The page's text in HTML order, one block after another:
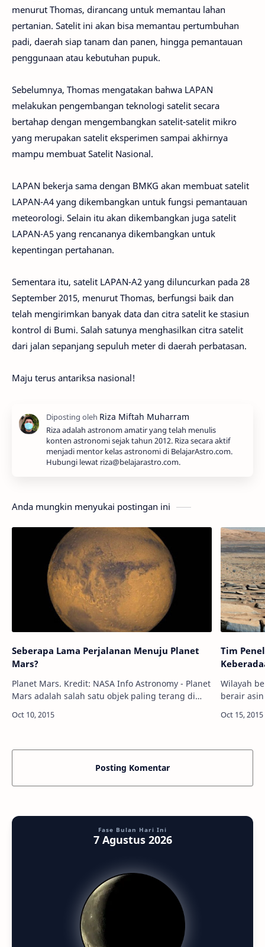
menurut Thomas, dirancang untuk memantau lahan
pertanian. Satelit ini akan bisa memantau pertumbuhan
padi, daerah siap tanam dan panen, hingga pemantauan
penggunaan atau kebutuhan pupuk.
Sebelumnya, Thomas mengatakan bahwa LAPAN
melakukan pengembangan teknologi satelit secara
bertahap dengan mengembangkan satelit-satelit mikro
yang merupakan satelit eksperimen sampai akhirnya
mampu membuat Satelit Nasional.
LAPAN bekerja sama dengan BMKG akan membuat satelit
LAPAN-A4 yang dikembangkan untuk fungsi pemantauan
meteorologi. Selain itu akan dikembangkan juga satelit
LAPAN-A5 yang rencananya dikembangkan untuk
kepentingan pertahanan.
Sementara itu, satelit LAPAN-A2 yang diluncurkan pada 28
September 2015, menurut Thomas, berfungsi baik dan
telah mengirimkan banyak data dan citra satelit ke stasiun
kontrol di Bumi. Salah satunya menghasilkan citra satelit
dari jalan sepanjang sepuluh meter di daerah perbatasan.
Maju terus antariksa nasional!
Riza adalah astronom amatir yang telah menulis
konten astronomi sejak tahun 2012. Riza secara aktif
menjadi mentor kelas astronomi di BelajarAstro.com.
Hubungi lewat riza@belajarastro.com.
Anda mungkin menyukai postingan ini
Seberapa Lama Perjalanan Menuju Planet
Mars?
Planet Mars. Kredit: NASA Info Astronomy - Planet
Mars adalah salah satu objek paling terang di
telanjang sebagai bintang merah ter…
Tim
Wilayah
berair asin di
penjelajah
Posting Komentar
Fase Bulan Hari Ini
7 Agustus 2026